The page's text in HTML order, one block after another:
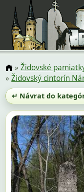
»Židovské
»Židovský cintorín
↵ Návrat do